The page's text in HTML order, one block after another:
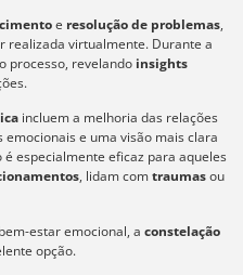
e resolução de problemas,
realizada virtualmente. Durante a
processo, revelando insights
incluem a melhoria das relações
e uma visão mais clara
especialmente eficaz para aqueles
, lidam comtraumasou
estar emocional, a constelação
opção.